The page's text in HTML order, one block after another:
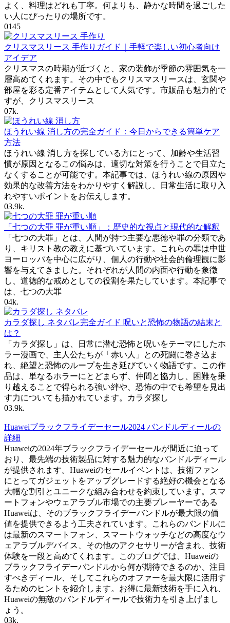
よく、料理はどれも丁寧。何よりも、静かな時間を過ごした
い人にぴったりの場所です。
0145
クリスマスリース 手作りガイド｜手軽で楽しい初心者向け
アイデア
クリスマスの時期が近づくと、家の装飾が季節の雰囲気を一
層高めてくれます。その中でもクリスマスリースは、玄関や
部屋を彩る定番アイテムとして人気です。市販品も魅力的で
すが、クリスマスリース
07k.
ほうれい線 消し方の完全ガイド：今日からできる簡単ケア
方法
ほうれい線 消し方を探している方にとって、加齢や生活習
慣が原因となるこの悩みは、適切な対策を行うことで目立た
なくすることが可能です。本記事では、ほうれい線の原因や
効果的な改善方法をわかりやすく解説し、日常生活に取り入
れやすいポイントをお伝えします。
03.9k.
「七つの大罪 罪が重い順」：歴史的な視点と現代的な解釈
「七つの大罪」とは、人間が持つ主要な悪徳や罪の分類であ
り、キリスト教の教えに基づいています。これらの罪は中世
ヨーロッパを中心に広がり、個人の行動や社会的倫理観に影
響を与えてきました。それぞれが人間の内面や行動を象徴
し、道徳的な戒めとしての役割を果たしています。本記事で
は、七つの大罪
04k.
カラダ探し ネタバレ完全ガイド 呪いと恐怖の物語の結末と
は？
「カラダ探し」は、日常に潜む恐怖と呪いをテーマにしたホ
ラー漫画で、主人公たちが「赤い人」との死闘に巻き込ま
れ、絶望と恐怖のループを生き延びていく物語です。この作
品は、単なるホラーにとどまらず、仲間と協力し、困難を乗
り越えることで得られる強い絆や、恐怖の中でも希望を見出
す力についても描かれています。カラダ探し
03.9k.
Huaweiブラックフライデーセール2024 バンドルディールの
詳細
Huaweiの2024年ブラックフライデーセールが間近に迫って
おり、最先端の技術製品に対する魅力的なバンドルディール
が提供されます。Huaweiのセールイベントは、技術ファン
にとってガジェットをアップグレードする絶好の機会となる
大幅な割引とユニークな組み合わせを約束しています。スマ
ートフォンやウェアラブル市場での主要プレーヤーである
Huaweiは、そのブラックフライデーバンドルが最大限の価
値を提供できるよう工夫されています。これらのバンドルに
は最新のスマートフォン、スマートウォッチなどの高度なウ
ェアラブルデバイス、その他のアクセサリーが含まれ、技術
体験を一段と高めてくれます。このブログでは、Huaweiの
ブラックフライデーバンドルから何が期待できるのか、注目
すべきディール、そしてこれらのオファーを最大限に活用す
るためのヒントを紹介します。お得に最新技術を手に入れ、
Huaweiの無敵のバンドルディールで技術力を引き上げまし
ょう。
03k.